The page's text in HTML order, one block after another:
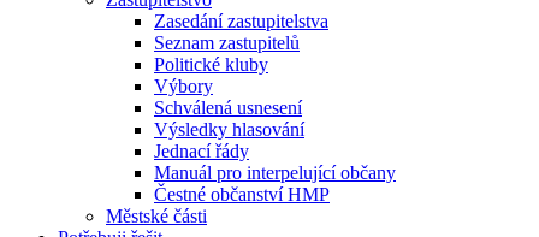
Zasedání zastupitelstva
Seznam zastupitelů
Politické kluby
Výbory
Schválená usnesení
Výsledky hlasování
Jednací řády
Manuál pro interpelující občany
Čestné občanství HMP
Městské části